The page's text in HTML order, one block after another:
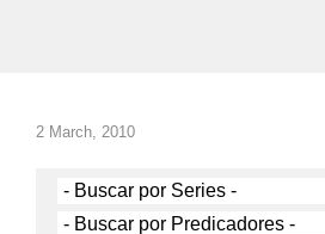
2 March, 2010